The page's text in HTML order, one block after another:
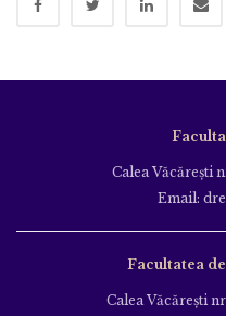
Calea Văcăreşti
Email:
Facultatea
Calea Văcăreşti